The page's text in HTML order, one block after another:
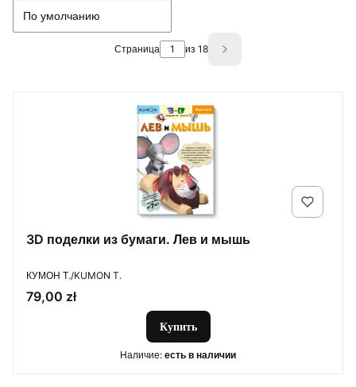
По умолчанию
Страница из 18 Next products
3D поделки из бумаги. Лев и мышь
ПРОИЗВОДИТЕЛЬ
КУМОН Т./KUMON T.
Цена
79,00 zł
Купить
Наличие: есть в наличии